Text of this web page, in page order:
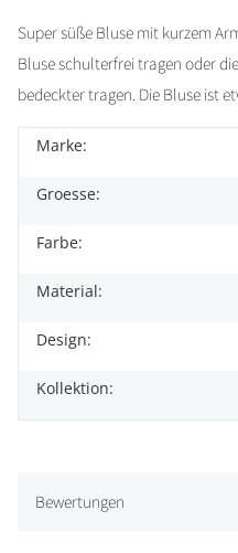
Super süße Bluse mit kurzem
Bluse schulterfrei tragen oder
bedeckter tragen. Die Bluse ist
Marke:
Groesse:
Farbe:
Material:
Design:
Kollektion:
Bewertungen